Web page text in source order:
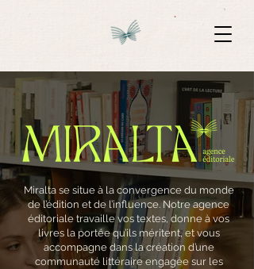
Miralta se situe à la convergence du monde
de l’édition et de l’influence. Notre agence
éditoriale travaille vos textes, donne à vos
livres la portée qu’ils méritent, et vous
accompagne dans la création d’une
communauté littéraire engagée sur les